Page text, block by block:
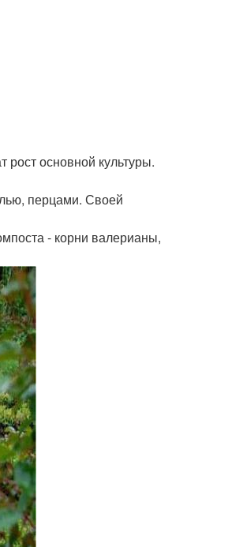
основной культуры.
перцами. Своей
- корни валерианы,